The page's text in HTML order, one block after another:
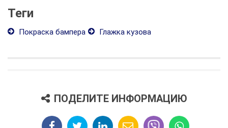
Теги
Покраска бампера Глажка кузова
ПОДЕЛИТЕ ИНФОРМАЦИЮ